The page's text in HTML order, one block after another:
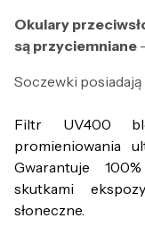
Okulary
są przyciemniane
Soczewki posiadają
Filtr UV400
promieniowania
Gwarantuje
skutkami
słoneczne.